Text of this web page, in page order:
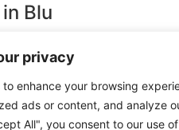
privacy
to enhance your browsing
ads or content, and analyze
All", you consent to our use
Blu
un Laboratorio Creativo,
e la creatività di giovani artisti
nella Produzione e
Artigianali e nella realizzazione di